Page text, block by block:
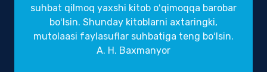
suhbat qilmoq yaxshi kitob oʻqimoqqa barobar
boʻlsin. Shunday kitoblarni axtaringki,
mutolaasi faylasuflar suhbatiga teng boʻlsin.
A. H. Baxmanyor